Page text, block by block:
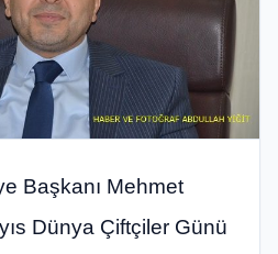
Başkanı Mehmet
Dünya Çiftçiler Günü